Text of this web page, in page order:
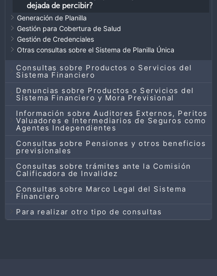
dejada de percibir?
Generación de Planilla
Gestión para Cobertura de Salud
Gestión de Credenciales
Otras consultas sobre el Sistema de Planilla Única
Consultas sobre Productos o Servicios del
Sistema Financiero
Denuncias sobre Productos o Servicios del
Sistema Financiero y Mora Previsional
Información sobre Auditores Externos, Peritos
Valuadores e Intermediarios de Seguros como
Agentes Independientes
Consultas sobre Pensiones y otros beneficios
previsionales
Consultas sobre trámites ante la Comisión
Calificadora de Invalidez
Consultas sobre Marco Legal del Sistema
Financiero
Para realizar otro tipo de consultas